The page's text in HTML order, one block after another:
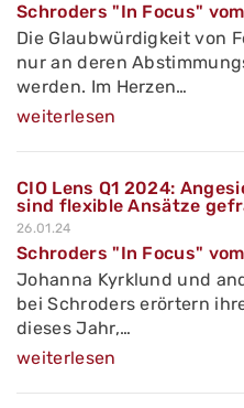
Schroders "In Focus"
Die Glaubwürdigkeit von
nur an deren
werden. Im Herzen…
weiterlesen
CIO Lens Q1 2024:
sind flexible Ansätze
26.01.24
Schroders "In Focus"
Johanna Kyrklund und
bei Schroders erörtern
dieses Jahr,…
weiterlesen